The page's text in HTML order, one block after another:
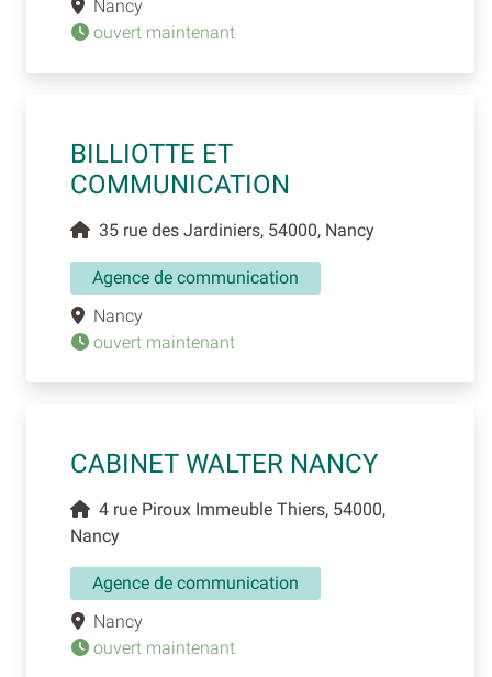
Nancy
ouvert maintenant
BILLIOTTE ET
COMMUNICATION
35 rue des Jardiniers, 54000, Nancy
Agence de communication
Nancy
ouvert maintenant
CABINET WALTER NANCY
4 rue Piroux Immeuble Thiers, 54000,
Nancy
Agence de communication
Nancy
ouvert maintenant